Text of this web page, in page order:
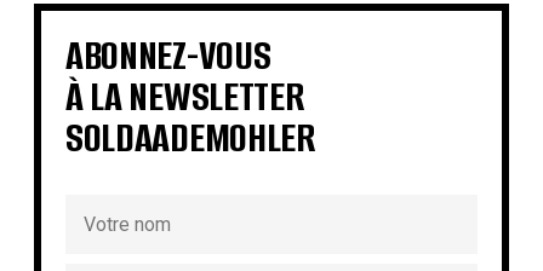
€ €
ABONNEZ-VOUS
À LA NEWSLETTER
SOLDAADEMOHLER